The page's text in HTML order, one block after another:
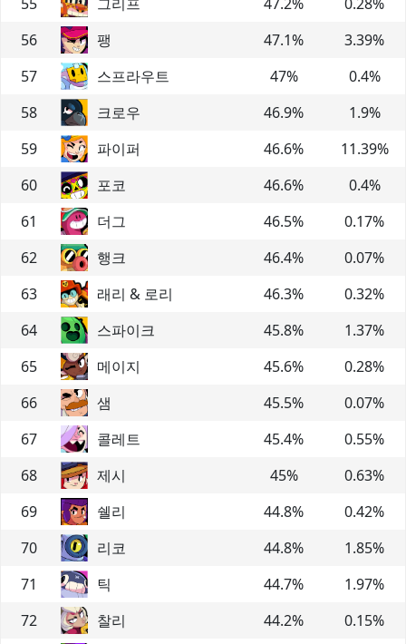
56
팽 47.1% 3.39%
57
스프라우트 47% 0.4%
58
크로우 46.9% 1.9%
59
파이퍼 46.6% 11.39%
60
포코 46.6% 0.4%
61
더그 46.5% 0.17%
62
행크 46.4% 0.07%
63
래리 & 로리 46.3% 0.32%
64
스파이크 45.8% 1.37%
65
메이지 45.6% 0.28%
66
샘 45.5% 0.07%
67
콜레트 45.4% 0.55%
68
제시 45% 0.63%
69
쉘리 44.8% 0.42%
70
리코 44.8% 1.85%
71
틱 44.7% 1.97%
72
찰리 44.2% 0.15%